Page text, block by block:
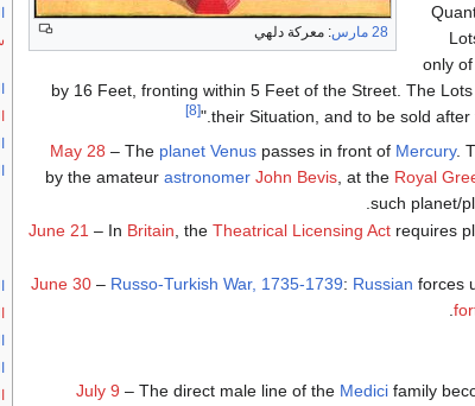
28 مارس : معركة دلهي
only
by 16 Feet, fronting within 5 Feet of the Street. The
their Situation, and to be sold after
[8]
May 28 – The planet Venuspasses in front of Mercury.
by the amateur astronomer John Bevis, at the Royal
such planet/
June 21 – In Britain , the Theatrical Licensing Actrequires
June 30– Russo-Turkish War, 1735-1739: Russian forces
.
July 9 – The direct male line of the Medicifamily